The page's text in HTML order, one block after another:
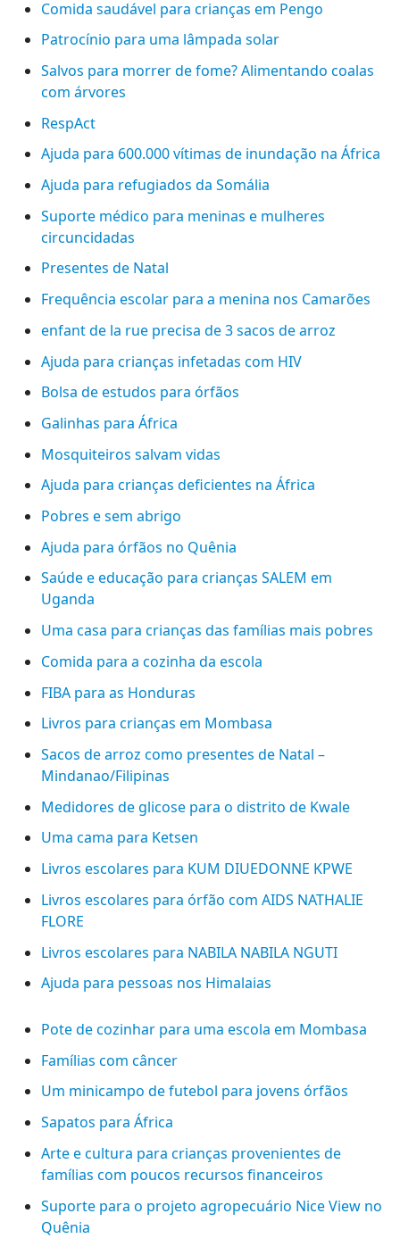
Comida saudável para crianças em Pengo
Patrocínio para uma lâmpada solar
Salvos para morrer de fome? Alimentando coalas
com árvores
RespAct
Ajuda para 600.000 vítimas de inundação na África
Ajuda para refugiados da Somália
Suporte médico para meninas e mulheres
circuncidadas
Presentes de Natal
Frequência escolar para a menina nos Camarões
enfant de la rue precisa de 3 sacos de arroz
Ajuda para crianças infetadas com HIV
Bolsa de estudos para órfãos
Galinhas para África
Mosquiteiros salvam vidas
Ajuda para crianças deficientes na África
Pobres e sem abrigo
Ajuda para órfãos no Quênia
Saúde e educação para crianças SALEM em
Uganda
Uma casa para crianças das famílias mais pobres
Comida para a cozinha da escola
FIBA para as Honduras
Livros para crianças em Mombasa
Sacos de arroz como presentes de Natal –
Mindanao/Filipinas
Medidores de glicose para o distrito de Kwale
Uma cama para Ketsen
Livros escolares para KUM DIUEDONNE KPWE
Livros escolares para órfão com AIDS NATHALIE
FLORE
Livros escolares para NABILA NABILA NGUTI
Ajuda para pessoas nos Himalaias
Pote de cozinhar para uma escola em Mombasa
Famílias com câncer
Um minicampo de futebol para jovens órfãos
Sapatos para África
Arte e cultura para crianças provenientes de
famílias com poucos recursos financeiros
Suporte para o projeto agropecuário Nice View no
Quênia